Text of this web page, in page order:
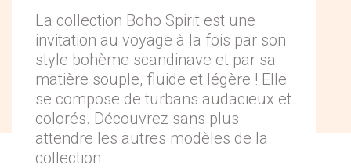
La collection Boho Spirit est une
invitation au voyage à la fois par son
style bohème scandinave et par sa
matière souple, fluide et légère ! Elle
se compose de turbans audacieux et
colorés. Découvrez sans plus
attendre les autres modèles de la
collection.